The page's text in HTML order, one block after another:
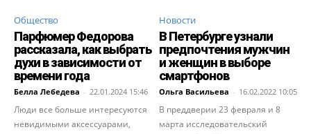
Общество
Парфюмер Федорова
рассказала, как выбрать
духи в зависимости от
времени года
Белла Лебедева - 22.01.2024 15:46
Люди все больше интересуются
невидимыми аксессуарами,
Новости
В Петербурге узнали
предпочтения мужчин
и женщин в выборе
смартфонов
Ольга Васильева - 16.02.2022 10:05
В преддверии 23 февраля и 8
марта исследовательский